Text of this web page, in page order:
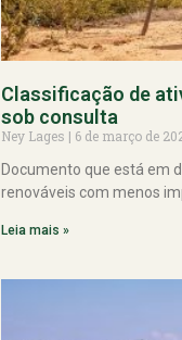
Classificação de
sob consulta
Ney Lages
6 de março de
Documento que está em
renováveis com menos
Leia mais »